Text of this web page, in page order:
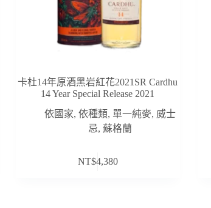
卡杜14年原酒黑岩紅花2021SR Cardhu
14 Year Special Release 2021
依國家, 依種類, 單一純麥, 威士
忌, 蘇格蘭
NT$4,380